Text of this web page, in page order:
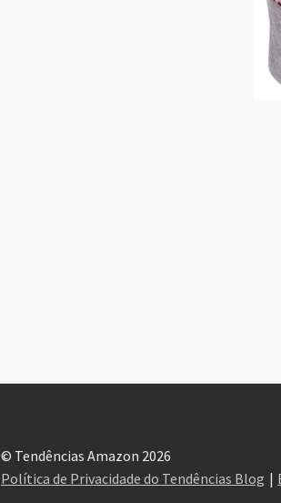
© Tendências Amazon 2026
Política de Privacidade do Tendências Blog